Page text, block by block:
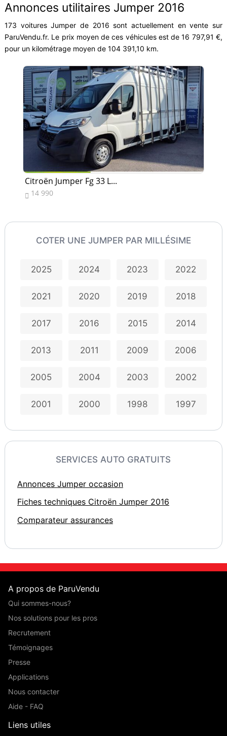
Annonces utilitaires Jumper 2016
173 voitures Jumper de 2016 sont actuellement en vente sur
ParuVendu.fr. Le prix moyen de ces véhicules est de 16 797,91 €,
pour un kilométrage moyen de 104 391,10 km.
Citroën Jumper Fg 33 L...
 14 990
COTER UNE JUMPER PAR MILLÉSIME
2025 2024 2023 2022
2021 2020 2019 2018
2017 2016 2015 2014
2013 2011 2009 2006
2005 2004 2003 2002
2001 2000 1998 1997
SERVICES AUTO GRATUITS
Annonces Jumper occasion
Fiches techniques Citroën Jumper 2016
Comparateur assurances
A propos de ParuVendu
Qui sommes-nous?
Nos solutions pour les pros
Recrutement
Témoignages
Presse
Applications
Nous contacter
Aide - FAQ
Liens utiles